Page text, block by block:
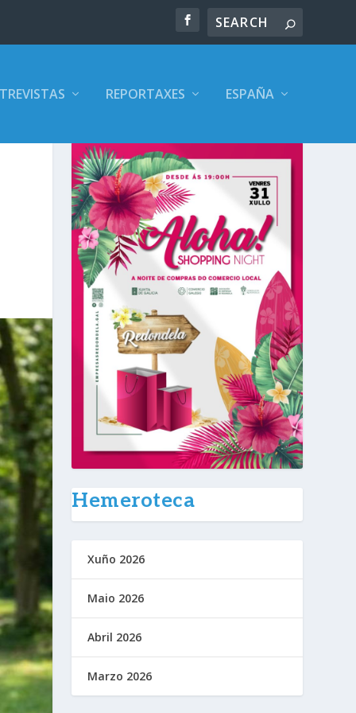
REPORTAXES ESPAÑA
Hemeroteca
Xuño 2026
Maio 2026
Abril 2026
Marzo 2026